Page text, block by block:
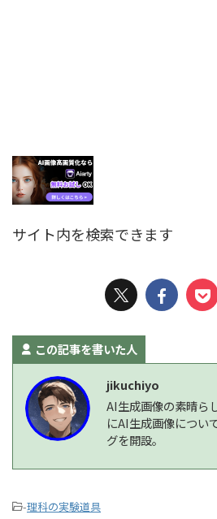
サイト内を検索できます
この記事を書いた人
jikuchiyo
AI生成画像の素晴ら
にAI生成画像につい
グを開設。
-理科の実験道具